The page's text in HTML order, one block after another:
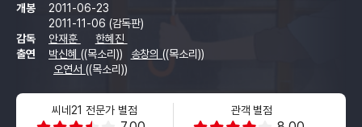
개봉
2011-06-23
2011-11-06 (감독판)
감독
안재훈
한혜진
출연
박신혜 ((목소리)) 송창의((목소리))
오연서 ((목소리))
씨네21 전문가 별점 관객 별점